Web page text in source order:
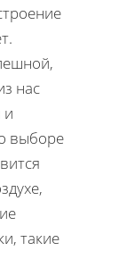
нас
и
выборе
такие